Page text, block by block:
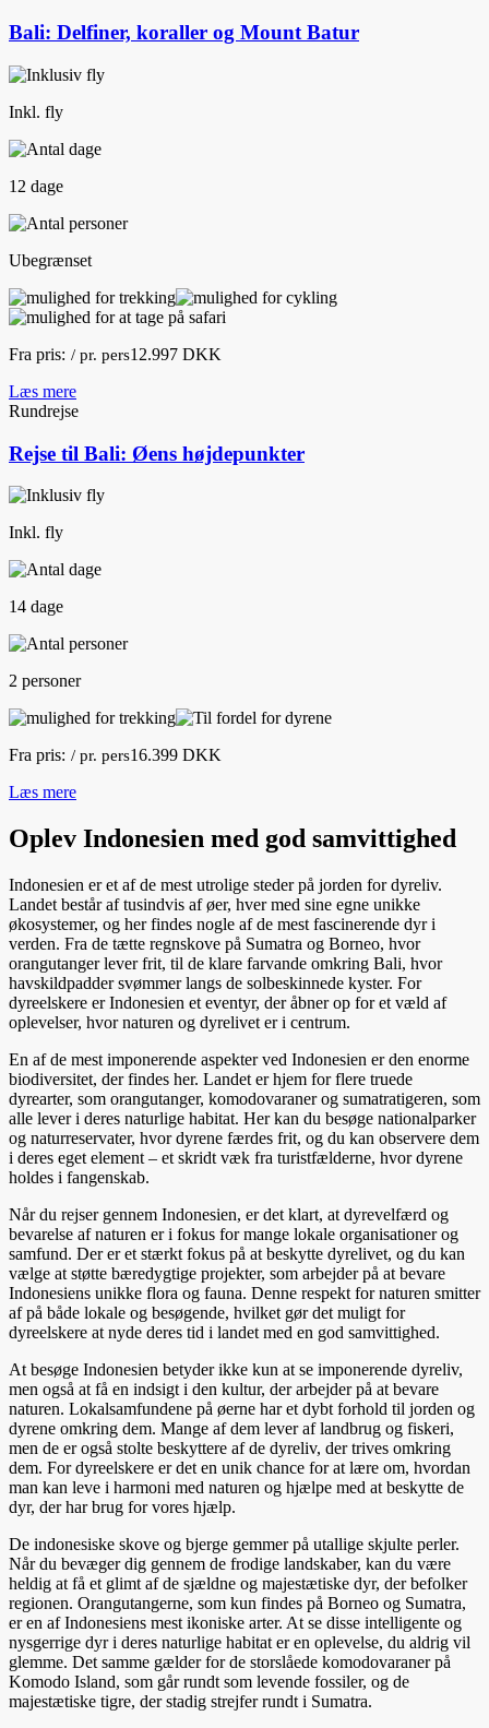
Bali: Delfiner, koraller og Mount Batur
Inkl. fly
12 dage
Ubegrænset
Fra pris: / pr. pers12.997 DKK
Læs mere
Rundrejse
Rejse til Bali: Øens højdepunkter
Inkl. fly
14 dage
2 personer
Fra pris: / pr. pers16.399 DKK
Læs mere
Oplev Indonesien med god samvittighed
Indonesien er et af de mest utrolige steder på jorden for dyreliv.
Landet består af tusindvis af øer, hver med sine egne unikke
økosystemer, og her findes nogle af de mest fascinerende dyr i
verden. Fra de tætte regnskove på Sumatra og Borneo, hvor
orangutanger lever frit, til de klare farvande omkring Bali, hvor
havskildpadder svømmer langs de solbeskinnede kyster. For
dyreelskere er Indonesien et eventyr, der åbner op for et væld af
oplevelser, hvor naturen og dyrelivet er i centrum.
En af de mest imponerende aspekter ved Indonesien er den enorme
biodiversitet, der findes her. Landet er hjem for flere truede
dyrearter, som orangutanger, komodovaraner og sumatratigeren, som
alle lever i deres naturlige habitat. Her kan du besøge nationalparker
og naturreservater, hvor dyrene færdes frit, og du kan observere dem
i deres eget element – et skridt væk fra turistfælderne, hvor dyrene
holdes i fangenskab.
Når du rejser gennem Indonesien, er det klart, at dyrevelfærd og
bevarelse af naturen er i fokus for mange lokale organisationer og
samfund. Der er et stærkt fokus på at beskytte dyrelivet, og du kan
vælge at støtte bæredygtige projekter, som arbejder på at bevare
Indonesiens unikke flora og fauna. Denne respekt for naturen smitter
af på både lokale og besøgende, hvilket gør det muligt for
dyreelskere at nyde deres tid i landet med en god samvittighed.
At besøge Indonesien betyder ikke kun at se imponerende dyreliv,
men også at få en indsigt i den kultur, der arbejder på at bevare
naturen. Lokalsamfundene på øerne har et dybt forhold til jorden og
dyrene omkring dem. Mange af dem lever af landbrug og fiskeri,
men de er også stolte beskyttere af de dyreliv, der trives omkring
dem. For dyreelskere er det en unik chance for at lære om, hvordan
man kan leve i harmoni med naturen og hjælpe med at beskytte de
dyr, der har brug for vores hjælp.
De indonesiske skove og bjerge gemmer på utallige skjulte perler.
Når du bevæger dig gennem de frodige landskaber, kan du være
heldig at få et glimt af de sjældne og majestætiske dyr, der befolker
regionen. Orangutangerne, som kun findes på Borneo og Sumatra,
er en af Indonesiens mest ikoniske arter. At se disse intelligente og
nysgerrige dyr i deres naturlige habitat er en oplevelse, du aldrig vil
glemme. Det samme gælder for de storslåede komodovaraner på
Komodo Island, som går rundt som levende fossiler, og de
majestætiske tigre, der stadig strejfer rundt i Sumatra.